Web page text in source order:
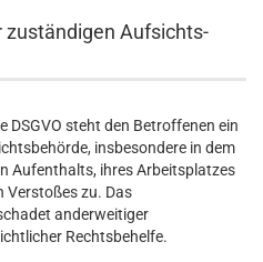
zuständigen Aufsichts­
DSGVO steht den Betroffenen ein
insbesondere in dem
Aufenthalts, ihres Arbeitsplatzes
Verstoßes zu. Das
anderweitiger
Rechtsbehelfe.